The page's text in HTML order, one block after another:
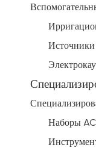
Источники
Наборы